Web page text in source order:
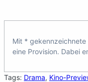
Mit *
eine Provision. Dabei
Tags: Drama, Kino-